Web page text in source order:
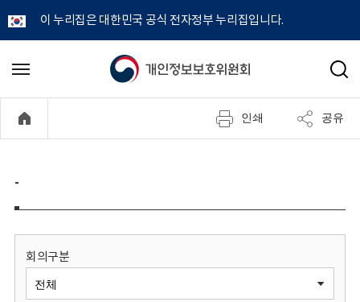
이 누리집은 대한민국 공식 전자정부 누리집입니다.
개
정
보
메
기
검
인쇄 공유
-
회의구분